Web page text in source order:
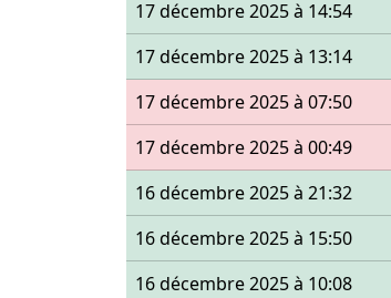
17 décembre 2025 à 14:54
17 décembre 2025 à 13:14
17 décembre 2025 à 07:50
17 décembre 2025 à 00:49
16 décembre 2025 à 21:32
16 décembre 2025 à 15:50
16 décembre 2025 à 10:08